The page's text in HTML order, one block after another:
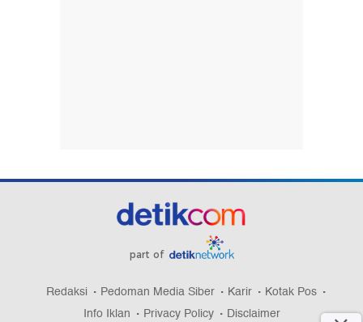
part of
Redaksi Pedoman Media Siber Karir
Kotak Pos
Info Iklan
Privacy Policy Disclaimer